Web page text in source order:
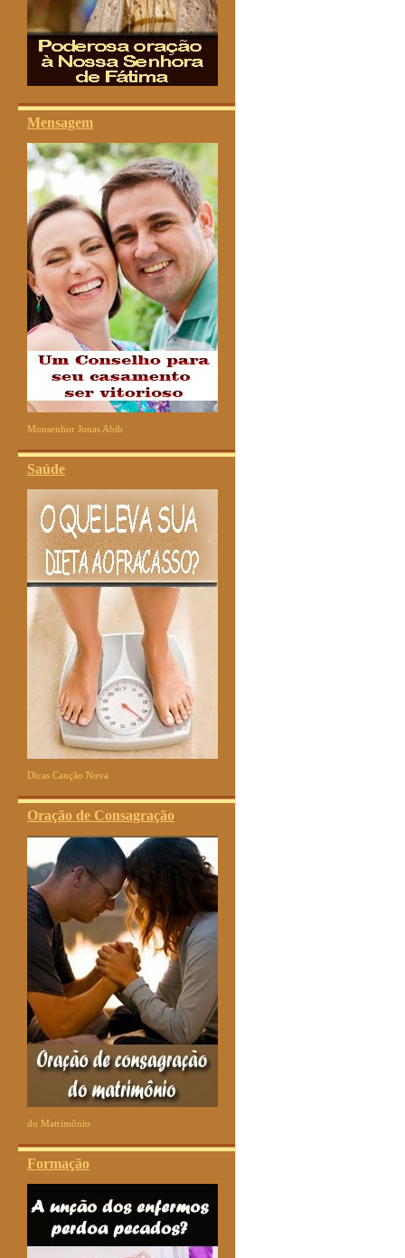
Mensagem
Monsenhor Jonas Abib
Saúde
Dicas Canção Nova
Oração de Consagração
do Matrimônio
Formação